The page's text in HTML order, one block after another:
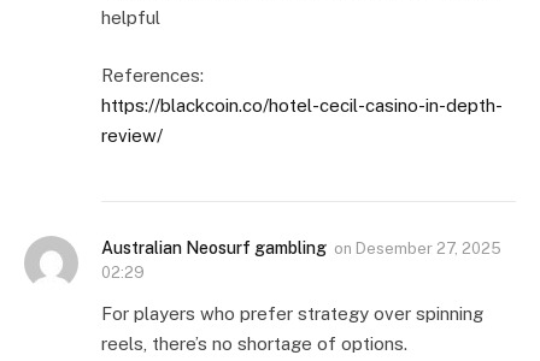
helpful
References:
https://blackcoin.co/hotel-cecil-casino-in-depth-
review/
Australian Neosurf gambling on Desember 27, 2025
02:29
For players who prefer strategy over spinning
reels, there’s no shortage of options.